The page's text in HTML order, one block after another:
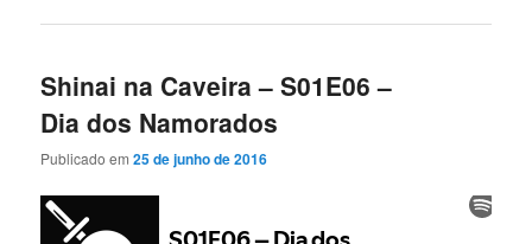
Shinai na Caveira – S01E06 –
Dia dos Namorados
Publicado em25 de junho de 2016